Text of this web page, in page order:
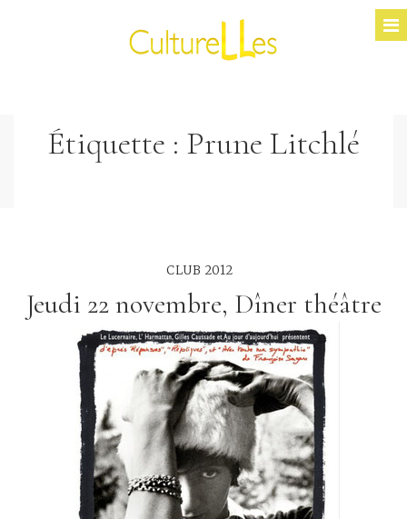
Étiquette : Prune Litchlé
CLUB 2012
Jeudi 22 novembre, Dîner théâtre